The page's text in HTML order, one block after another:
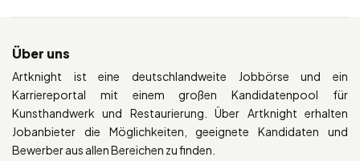
Über uns
Artknight ist eine deutschlandweite Jobbörse und ein
Karriereportal mit einem großen Kandidatenpool für
Kunsthandwerk und Restaurierung. Über Artknight erhalten
Jobanbieter die Möglichkeiten, geeignete Kandidaten und
Bewerber aus allen Bereichen zu finden.